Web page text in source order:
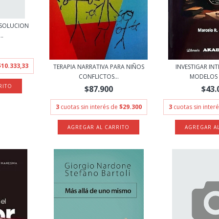
TERAPIA NARRATIVA PARA NIÑOS
CONFLICTOS...
$87.900
3 cuotas sin interés de $29.300
INVESTIGAR
3 cuotas sin